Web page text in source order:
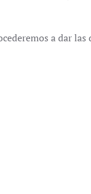
a dar